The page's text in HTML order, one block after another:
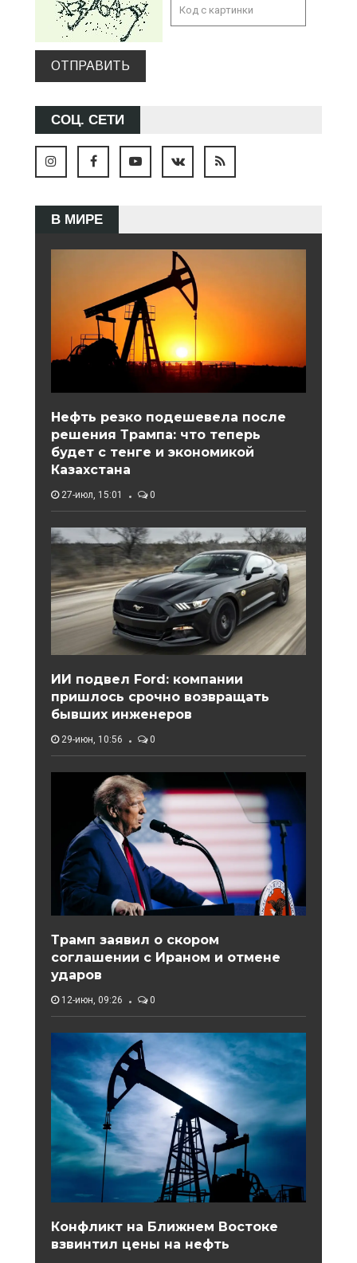
ОТПРАВИТЬ
СОЦ. СЕТИ
В МИРЕ
Нефть резко подешевела после
решения Трампа: что теперь
будет с тенге и экономикой
Казахстана
27-июл, 15:01 0
ИИ подвел Ford: компании
пришлось срочно возвращать
бывших инженеров
29-июн, 10:56 0
Трамп заявил о скором
соглашении с Ираном и отмене
ударов
12-июн, 09:26 0
Конфликт на Ближнем Востоке
взвинтил цены на нефть